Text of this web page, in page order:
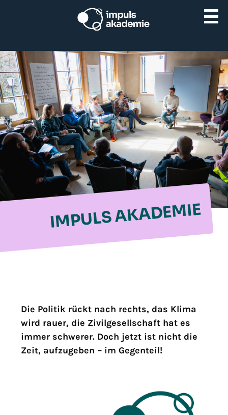
☰
IMPULS AKADEMIE
Die Politik rückt nach rechts, das Klima
wird rauer, die Zivilgesellschaft hat es
immer schwerer. Doch jetzt ist nicht die
Zeit, aufzugeben – im Gegenteil!